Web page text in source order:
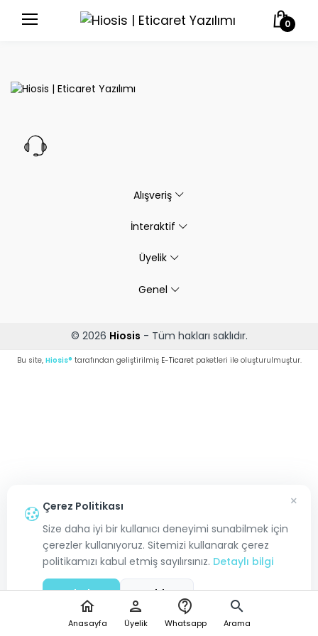
0
Alışveriş
İnteraktif
Üyelik
Genel
© 2026 Hiosis - Tüm hakları saklıdır.
Bu site, Hiosis® tarafından geliştirilmiş E-Ticaretpaketleri ile oluşturulmuştur.
home
Anasayfa
person
Üyelik
contact_support
Whatsapp
search
Arama
Çerez Politikası
Size daha iyi bir kullanıcı deneyimi sunabilmek için
çerezler kullanıyoruz. Sitemizi kullanarak çerez
politikamızı kabul etmiş sayılırsınız. Detaylı bilgi
Kabul Et Reddet
×